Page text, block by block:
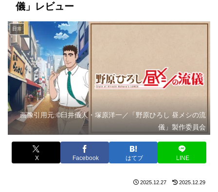
儀」レビュー
日常
画像引用元:©臼井儀人・塚原洋一／「野原ひろし 昼メシの流
儀」製作委員会
X Facebook はてブ LINE
2025.12.27 2025.12.29